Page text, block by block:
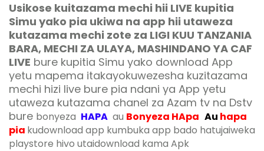
Usikose kuitazama mechi hii LIVE kupitia
Simu yako pia ukiwa na app hii utaweza
kutazama mechi zote za LIGI KUU TANZANIA
BARA, MECHI ZA ULAYA, MASHINDANO YA CAF
LIVE bure kupitia Simu yako download App
yetu mapema itakayokuwezesha kuzitazama
mechi hizi live bure pia ndani ya App yetu
utaweza kutazama chanel za Azam tv na Dstv
bure bonyeza HAPA au Bonyeza HApa Au hapa
pia kudownload app kumbuka app bado hatujaiweka
playstore hivo utaidownload kama Apk